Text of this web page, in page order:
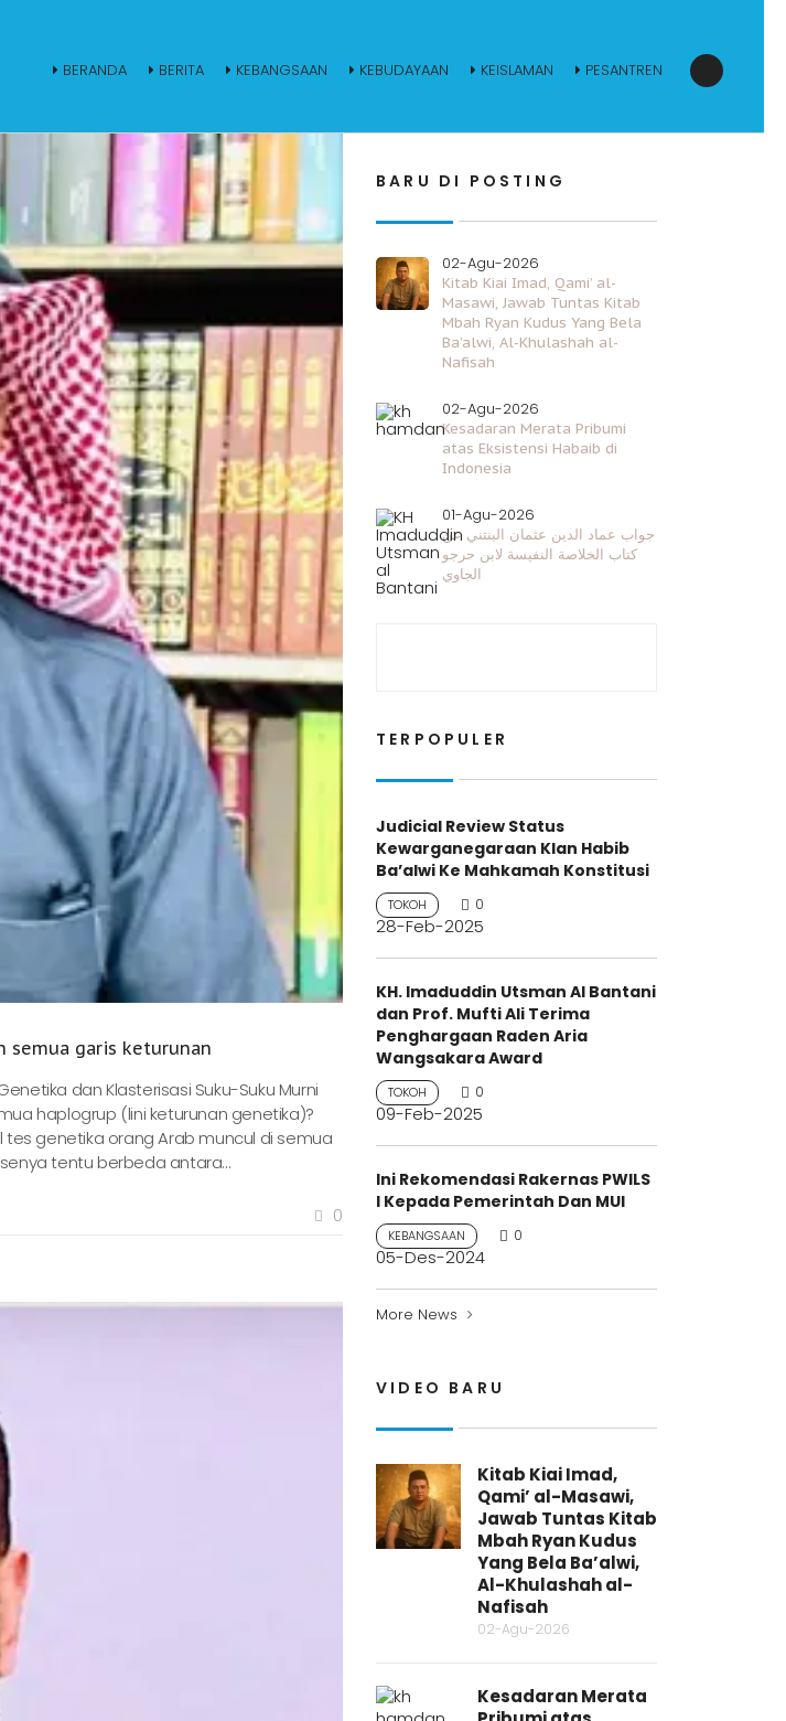
BERANDA BERITA KEBANGSAAN KEBUDAYAAN KEISLAMAN PESANTREN
semua garis keturunan
dan Klasterisasi Suku-Suku Murni
haplogrup (lini keturunan genetika)?
genetika orang Arab muncul di semua
tentu berbeda antara...
0
BARU DI POSTING
Kitab Kiai Imad, Qami’ al-
Masawi, Jawab Tuntas Kitab
Mbah Ryan Kudus Yang Bela
Ba’alwi, Al-Khulashah al-
Nafisah
02-Agu-2026
Kesadaran Merata Pribumi
atas Eksistensi Habaib di
Indonesia
02-Agu-2026
جواب عماد الدين عثمان البنتني عن
كتاب الخلاصة النفيسة لابن حرجو
الجاوي
01-Agu-2026
TERPOPULER
Judicial Review Status
Kewarganegaraan Klan Habib
Ba’alwi Ke Mahkamah Konstitusi
TOKOH 0
28-Feb-2025
KH. Imaduddin Utsman Al Bantani
dan Prof. Mufti Ali Terima
Penghargaan Raden Aria
Wangsakara Award
TOKOH 0
09-Feb-2025
Ini Rekomendasi Rakernas PWILS
I Kepada Pemerintah Dan MUI
KEBANGSAAN 0
05-Des-2024
More News
VIDEO BARU
Kitab Kiai Imad,
Qami’ al-Masawi,
Jawab Tuntas Kitab
Mbah Ryan Kudus
Yang Bela Ba’alwi,
Al-Khulashah al-
Nafisah
02-Agu-2026
Kesadaran Merata